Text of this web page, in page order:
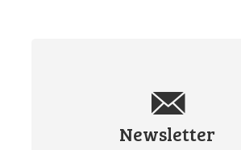
Newsletter